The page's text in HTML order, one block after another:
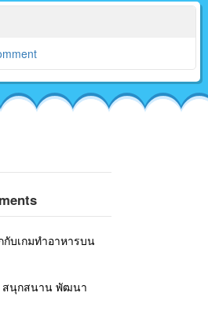
บเกมทำอาหารบน
สนุกสนาน พัฒนา